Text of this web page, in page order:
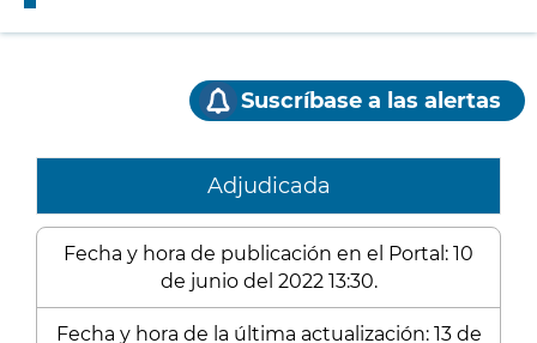
Suscríbase a las alertas
Adjudicada
Fecha y hora de publicación en el Portal: 10
de junio del 2022 13:30.
Fecha y hora de la última actualización: 13 de